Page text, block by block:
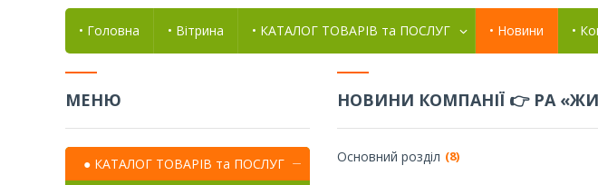
• Головна • Вітрина • КАТАЛОГ ТОВАРІВ та ПОСЛУГ • Новини •
НОВИНИ КОМПАНІЇ 👉 РА
Основний розділ 8
● КАТАЛОГ ТОВАРІВ та ПОСЛУГ